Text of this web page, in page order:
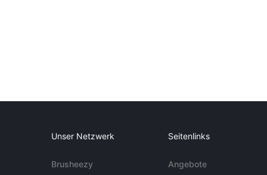
Unser Netzwerk
Brusheezy
Seitenlinks
Angebote